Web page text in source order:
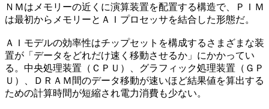
ＮＭはメモリーの近くに演算装置を配置する構造で、ＰＩＭ
は最初からメモリーとＡＩプロセッサを結合した形態だ。
ＡＩモデルの効率性はチップセットを構成するさまざまな装
置が「データをどれだけ速く移動させるか」にかかってい
る。中央処理装置（ＣＰＵ）、グラフィック処理装置（ＧＰ
Ｕ）、ＤＲＡＭ間のデータ移動が速いほど結果値を算出する
ための計算時間が短縮され電力消費も少ない。